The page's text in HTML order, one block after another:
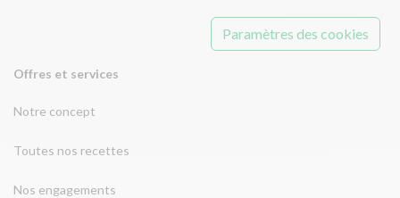
Offres et services
Notre concept
Toutes nos recettes
Nos engagements
Paramètres des cookies